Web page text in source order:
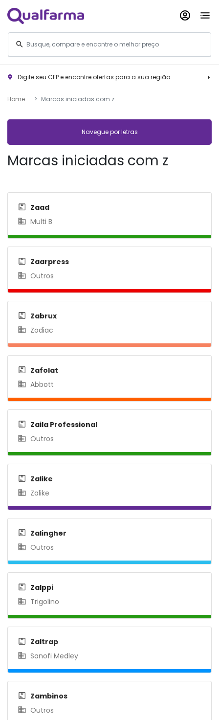
Digite seu CEP e encontre ofertas para a sua região
Home Marcas iniciadas com z
Navegue por letras
Marcas iniciadas com z
Zaad
Multi B
Zaarpress
Outros
Zabrux
Zodiac
Zafolat
Abbott
Zaila Professional
Outros
Zalike
Zalike
Zalingher
Outros
Zalppi
Trigolino
Zaltrap
Sanofi Medley
Zambinos
Outros